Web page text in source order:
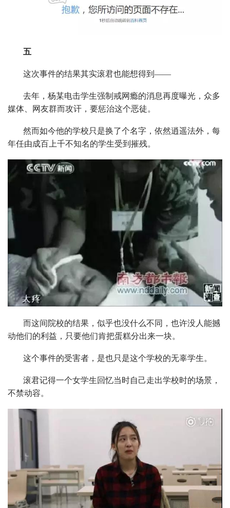
五
这次事件的结果其实滚君也能想得到——
去年，杨某电击学生强制戒网瘾的消息再度曝光，众多
媒体、网友群而攻讦，要惩治这个恶徒。
然而如今他的学校只是换了个名字，依然逍遥法外，每
年任由成百上千不知名的学生受到摧残。
而这间院校的结果，似乎也没什么不同，也许没人能撼
动他们的利益，只要他们肯把蛋糕分出来一块。
这个事件的受害者，是也只是这个学校的无辜学生。
滚君记得一个女学生回忆当时自己走出学校时的场景，
不禁动容。